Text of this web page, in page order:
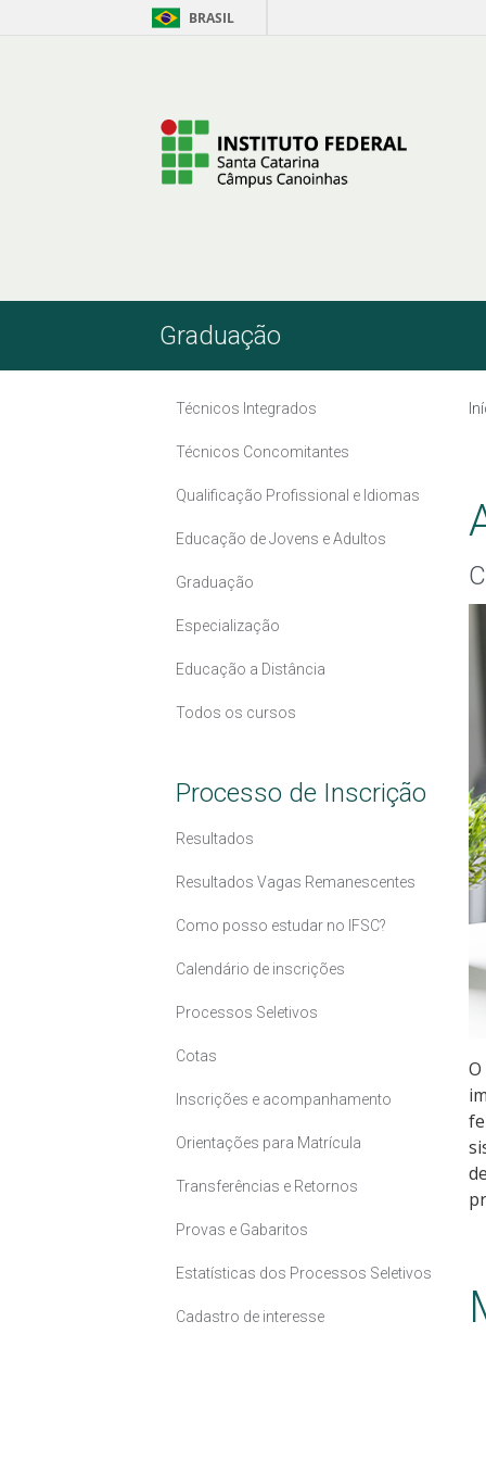
Pular para o Conteúdo BRASIL
Graduação
Técnicos Integrados
Técnicos Concomitantes
Qualificação Profissional e Idiomas
Educação de Jovens e Adultos
Graduação
Especialização
Educação a Distância
Todos os cursos
Processo de Inscrição
Resultados
Resultados Vagas Remanescentes
Como posso estudar no IFSC?
Calendário de inscrições
Processos Seletivos
Cotas
Inscrições e acompanhamento
Orientações para Matrícula
Transferências e Retornos
Provas e Gabaritos
Estatísticas dos Processos Seletivos
Cadastro de interesse